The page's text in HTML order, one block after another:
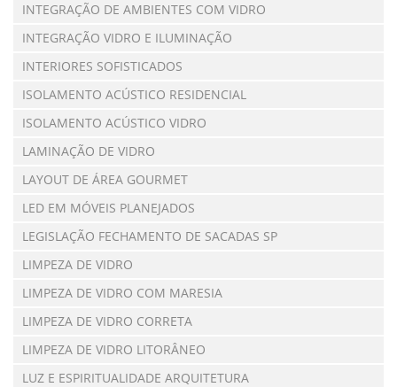
INTEGRAÇÃO DE AMBIENTES COM VIDRO
INTEGRAÇÃO VIDRO E ILUMINAÇÃO
INTERIORES SOFISTICADOS
ISOLAMENTO ACÚSTICO RESIDENCIAL
ISOLAMENTO ACÚSTICO VIDRO
LAMINAÇÃO DE VIDRO
LAYOUT DE ÁREA GOURMET
LED EM MÓVEIS PLANEJADOS
LEGISLAÇÃO FECHAMENTO DE SACADAS SP
LIMPEZA DE VIDRO
LIMPEZA DE VIDRO COM MARESIA
LIMPEZA DE VIDRO CORRETA
LIMPEZA DE VIDRO LITORÂNEO
LUZ E ESPIRITUALIDADE ARQUITETURA